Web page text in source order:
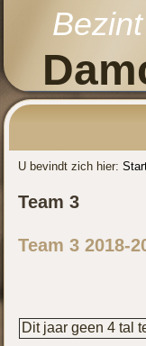
U bevindt zich hier:
Team 3
Team 3 2018-
Dit jaar geen 4 tal